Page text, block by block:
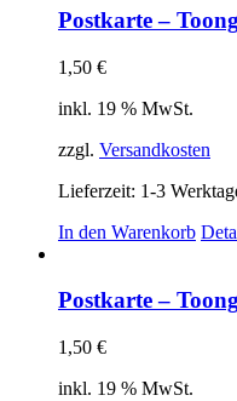
Postkarte –
1,50 €
inkl. 19 % MwSt.
zzgl. Versandkosten
Lieferzeit: 1-3
In den Warenkorb
Postkarte –
1,50 €
inkl. 19 % MwSt.